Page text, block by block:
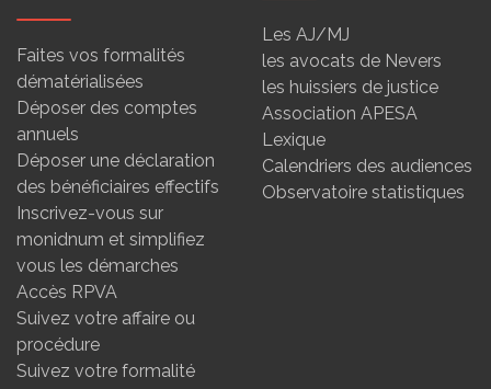
Faites vos formalités
dématérialisées
Déposer des comptes
annuels
Déposer une déclaration
des bénéficiaires effectifs
Inscrivez-vous sur
monidnum et simplifiez
vous les démarches
Accès RPVA
Suivez votre affaire ou
procédure
Suivez votre formalité
Les AJ/MJ
les avocats de Nevers
les huissiers de justice
Association APESA
Lexique
Calendriers des audiences
Observatoire statistiques